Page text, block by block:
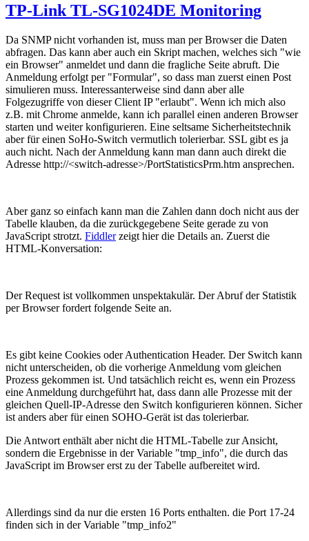
TP-Link TL-SG1024DE Monitoring
Da SNMP nicht vorhanden ist, muss man per Browser die Daten
abfragen. Das kann aber auch ein Skript machen, welches sich "wie
ein Browser" anmeldet und dann die fragliche Seite abruft. Die
Anmeldung erfolgt per "Formular", so dass man zuerst einen Post
simulieren muss. Interessanterweise sind dann aber alle
Folgezugriffe von dieser Client IP "erlaubt". Wenn ich mich also
z.B. mit Chrome anmelde, kann ich parallel einen anderen Browser
starten und weiter konfigurieren. Eine seltsame Sicherheitstechnik
aber für einen SoHo-Switch vermutlich tolerierbar. SSL gibt es ja
auch nicht. Nach der Anmeldung kann man dann auch direkt die
Adresse http://<switch-adresse>/PortStatisticsPrm.htm ansprechen.
Aber ganz so einfach kann man die Zahlen dann doch nicht aus der
Tabelle klauben, da die zurückgegebene Seite gerade zu von
JavaScript strotzt. Fiddlerzeigt hier die Details an. Zuerst die
HTML-Konversation:
Der Request ist vollkommen unspektakulär. Der Abruf der Statistik
per Browser fordert folgende Seite an.
Es gibt keine Cookies oder Authentication Header. Der Switch kann
nicht unterscheiden, ob die vorherige Anmeldung vom gleichen
Prozess gekommen ist. Und tatsächlich reicht es, wenn ein Prozess
eine Anmeldung durchgeführt hat, dass dann alle Prozesse mit der
gleichen Quell-IP-Adresse den Switch konfigurieren können. Sicher
ist anders aber für einen SOHO-Gerät ist das tolerierbar.
Die Antwort enthält aber nicht die HTML-Tabelle zur Ansicht,
sondern die Ergebnisse in der Variable "tmp_info", die durch das
JavaScript im Browser erst zu der Tabelle aufbereitet wird.
Allerdings sind da nur die ersten 16 Ports enthalten. die Port 17-24
finden sich in der Variable "tmp_info2"